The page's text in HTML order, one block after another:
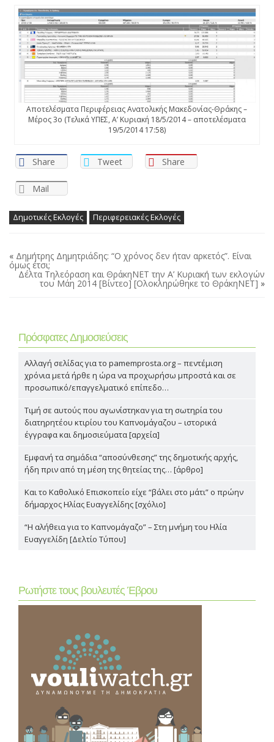
Αποτελέσματα Περιφέρειας Ανατολικής Μακεδονίας-Θράκης –
Μέρος 3ο (Τελικά ΥΠΕΣ, Α’ Κυριακή 18/5/2014 – αποτελέσματα
19/5/2014 17:58)
Share Tweet Share
Mail
Δημοτικές Εκλογές Περιφερειακές Εκλογές
« Δημήτρης Δημητριάδης: “Ο χρόνος δεν ήταν αρκετός”. Είναι
όμως έτσι;
Δέλτα Τηλεόραση και ΘράκηΝΕΤ την Α’ Κυριακή των εκλογών
του Μάη 2014 [Βίντεο] [Ολοκληρώθηκε το ΘράκηΝΕΤ] »
Πρόσφατες Δημοσιεύσεις
Αλλαγή σελίδας για το pamemprosta.org – πεντέμιση
χρόνια μετά ήρθε η ώρα να προχωρήσω μπροστά και σε
προσωπικό/επαγγελματικό επίπεδο…
Τιμή σε αυτούς που αγωνίστηκαν για τη σωτηρία του
διατηρητέου κτιρίου του Καπνομάγαζου – ιστορικά
έγγραφα και δημοσιεύματα [αρχεία]
Εμφανή τα σημάδια “αποσύνθεσης” της δημοτικής αρχής,
ήδη πριν από τη μέση της θητείας της… [άρθρο]
Και το Καθολικό Επισκοπείο είχε “βάλει στο μάτι” ο πρώην
δήμαρχος Ηλίας Ευαγγελίδης [σχόλιο]
“Η αλήθεια για το Καπνομάγαζο” – Στη μνήμη του Ηλία
Ευαγγελίδη [Δελτίο Τύπου]
Ρωτήστε τους βουλευτές Έβρου